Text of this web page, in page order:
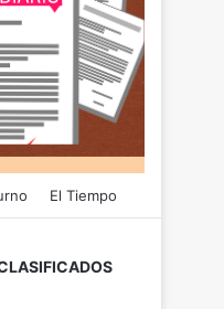
El Tiempo